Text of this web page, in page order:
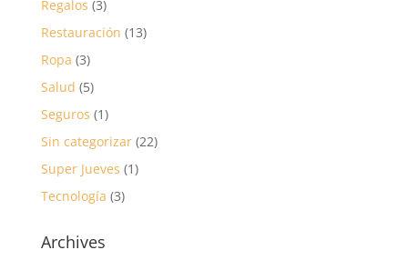
Regalos (3)
Restauración (13)
Ropa (3)
Salud (5)
Seguros (1)
Sin categorizar(22)
Super Jueves (1)
Tecnología (3)
Archives